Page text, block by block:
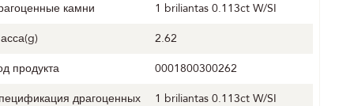
камни
1 briliantas 0.113ct W/SI
2.62
продукта
0001800300262
драгоценных
1 briliantas 0.113ct W/SI